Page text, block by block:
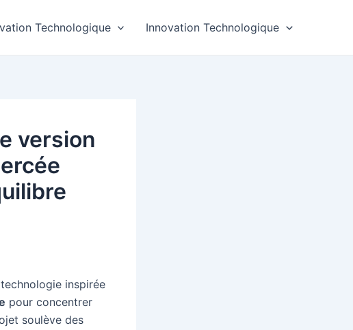
Technologique Innovation Technologique
version
inspirée
pour concentrer
soulève des